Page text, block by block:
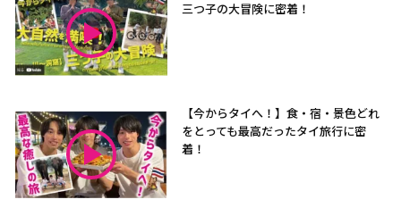
三つ子の大冒険に密着！
【今からタイへ！】食・宿・景色どれ
をとっても最高だったタイ旅行に密
着！